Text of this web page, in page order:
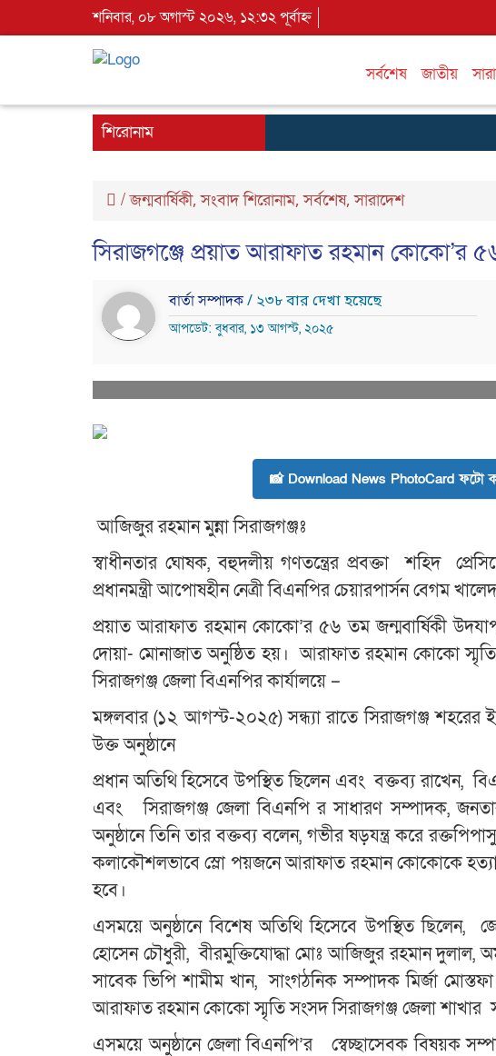
শনিবার, ০৮ অগাস্ট ২০২৬, ১২:৩২ পূর্বাহ্ন
সর্বশেষ জাতীয়
শিরোনাম
/জন্মবার্ষিকী,সংবাদ শিরোনাম,সর্বশেষ,সারাদেশ
সিরাজগঞ্জে প্রয়াত আরাফাত রহমান কোকো’র
বার্তা সম্পাদক/ ২৩৮ বার দেখা হয়েছে
আপডেট: বুধবার, ১৩ আগস্ট, ২০২৫
📸 Download News PhotoCard ফটো
আজিজুর রহমান মুন্না সিরাজগঞ্জঃ
স্বাধীনতার ঘোষক, বহুদলীয় গণতন্ত্রের প্রবক্তা শহিদ
প্রধানমন্ত্রী আপোষহীন নেত্রী বিএনপির চেয়ারপার্সন বেগম
প্রয়াত আরাফাত রহমান কোকো’র ৫৬ তম জন্মবার্ষিকী
দোয়া- মোনাজাত অনুষ্ঠিত হয়। আরাফাত রহমান কোকো
সিরাজগঞ্জ জেলা বিএনপির কার্যালয়ে –
মঙ্গলবার (১২ আগস্ট-২০২৫) সন্ধ্যা রাতে সিরাজগঞ্জ শহরের
উক্ত অনুষ্ঠানে
প্রধান অতিথি হিসেবে উপস্থিত ছিলেন এবং বক্তব্য রাখেন,
এবং সিরাজগঞ্জ জেলা বিএনপি র সাধারণ সম্পাদক,
অনুষ্ঠানে তিনি তার বক্তব্য বলেন, গভীর ষড়যন্ত্র করে
কলাকৌশলভাবে স্লো পয়জনে আরাফাত রহমান কোকোকে
হবে।
এসময়ে অনুষ্ঠানে বিশেষ অতিথি হিসেবে উপস্থিত
হোসেন চৌধুরী, বীরমুক্তিযোদ্ধা মোঃ আজিজুর রহমান দুলাল,
সাবেক ভিপি শামীম খান, সাংগঠনিক সম্পাদক মির্জা
আরাফাত রহমান কোকো স্মৃতি সংসদ সিরাজগঞ্জ জেলা
এসময়ে অনুষ্ঠানে জেলা বিএনপি’র স্বেচ্ছাসেবক বিষয়ক